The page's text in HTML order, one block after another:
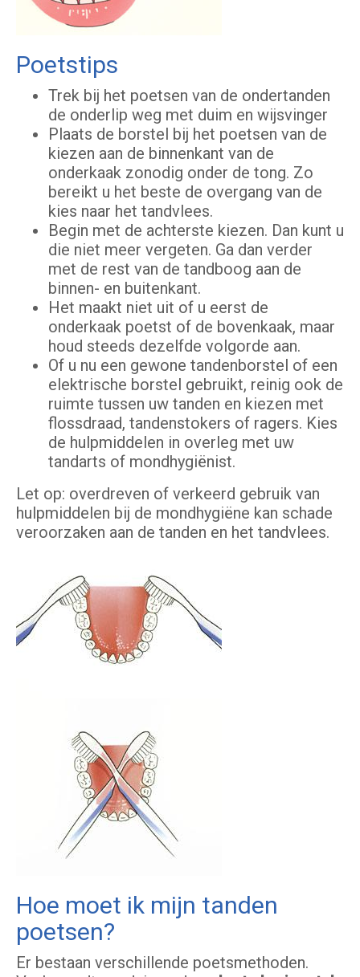
Poetstips
Trek bij het poetsen van de ondertanden
de onderlip weg met duim en wijsvinger
Plaats de borstel bij het poetsen van de
kiezen aan de binnenkant van de
onderkaak zonodig onder de tong. Zo
bereikt u het beste de overgang van de
kies naar het tandvlees.
Begin met de achterste kiezen. Dan kunt u
die niet meer vergeten. Ga dan verder
met de rest van de tandboog aan de
binnen- en buitenkant.
Het maakt niet uit of u eerst de
onderkaak poetst of de bovenkaak, maar
houd steeds dezelfde volgorde aan.
Of u nu een gewone tandenborstel of een
elektrische borstel gebruikt, reinig ook de
ruimte tussen uw tanden en kiezen met
flossdraad, tandenstokers of ragers. Kies
de hulpmiddelen in overleg met uw
tandarts of mondhygiënist.
Let op: overdreven of verkeerd gebruik van
hulpmiddelen bij de mondhygiëne kan schade
veroorzaken aan de tanden en het tandvlees.
Hoe moet ik mijn tanden
poetsen?
Er bestaan verschillende poetsmethoden.